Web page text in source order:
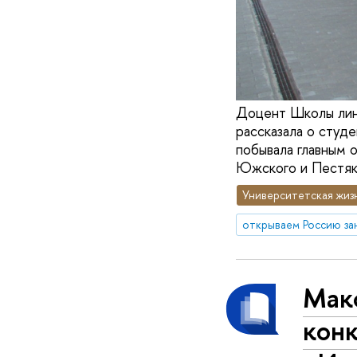
Доцент Школы
рассказала о
побывала
Южского и
Университетская
открываем Россию